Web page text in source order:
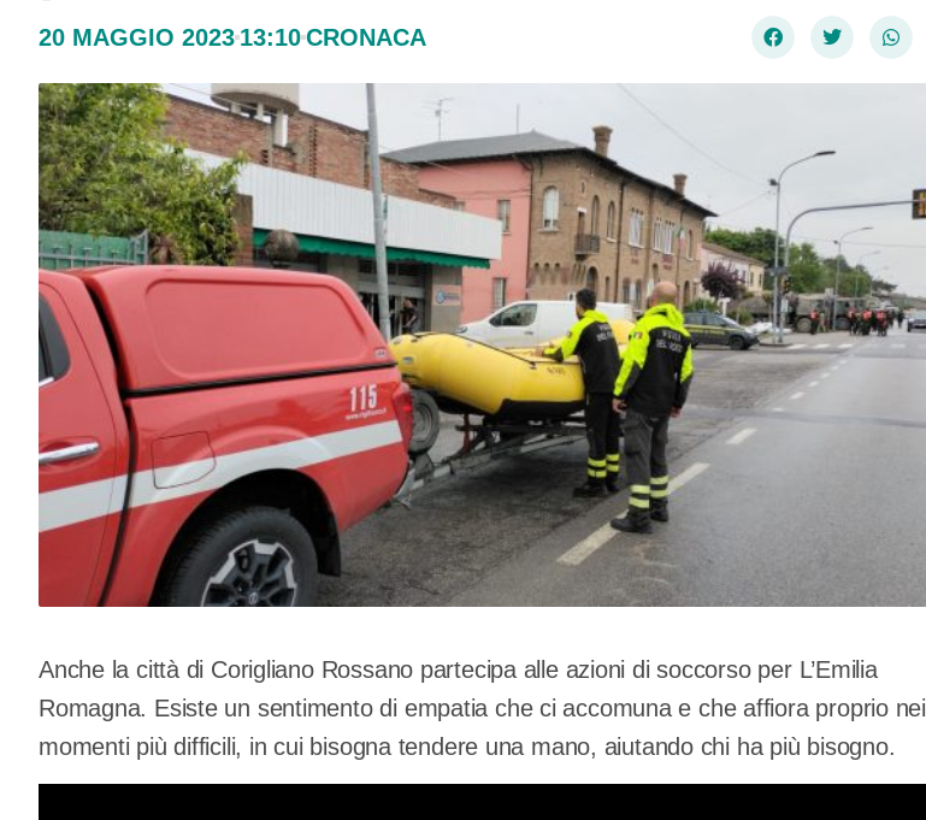
20 MAGGIO 2023 13:10CRONACA
Anche la città di Corigliano Rossano partecipa alle azioni di soccorso per L’Emilia
Romagna. Esiste un sentimento di empatia che ci accomuna e che affiora proprio nei
momenti più difficili, in cui bisogna tendere una mano, aiutando chi ha più bisogno.